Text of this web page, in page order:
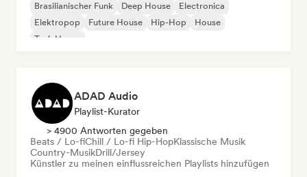
Brasilianischer Funk Deep House
Electronica
Elektropop
Future House Hip-Hop
House
Tech House
ADAD Audio
Playlist-Kurator
> 4900 Antworten gegeben
Beats / Lo-fiChill / Lo-fi Hip-HopKlassische Musik
Country-MusikDrill/Jersey
Künstler zu meinen einflussreichen Playlists hinzufügen